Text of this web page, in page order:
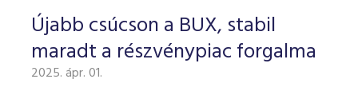
Újabb csúcson a BUX, stabil
maradt a részvénypiac forgalma
2025. ápr. 01.